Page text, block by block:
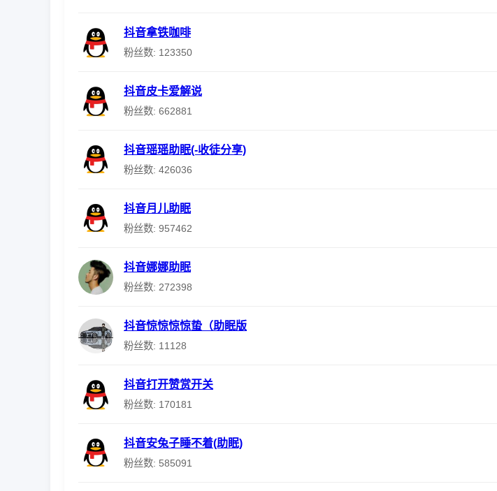
抖音拿铁咖啡
粉丝数: 123350
抖音皮卡爱解说
粉丝数: 662881
抖音瑶瑶助眠(-收徒分享)
粉丝数: 426036
抖音月儿助眠
粉丝数: 957462
抖音娜娜助眠
粉丝数: 272398
抖音惊惊惊惊蛰（助眠版
粉丝数: 11128
抖音打开赞赏开关
粉丝数: 170181
抖音安兔子睡不着(助眠)
粉丝数: 585091